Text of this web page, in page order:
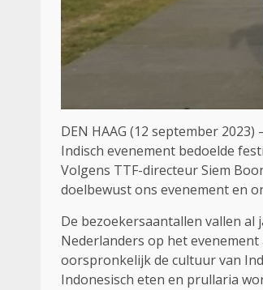
DEN HAAG (12 september
Indisch evenement bedoelde
Volgens TTF-directeur Siem
doelbewust ons evenement en
De bezoekersaantallen vallen
Nederlanders op het
oorspronkelijk de cultuur van
Indonesisch eten en prullaria